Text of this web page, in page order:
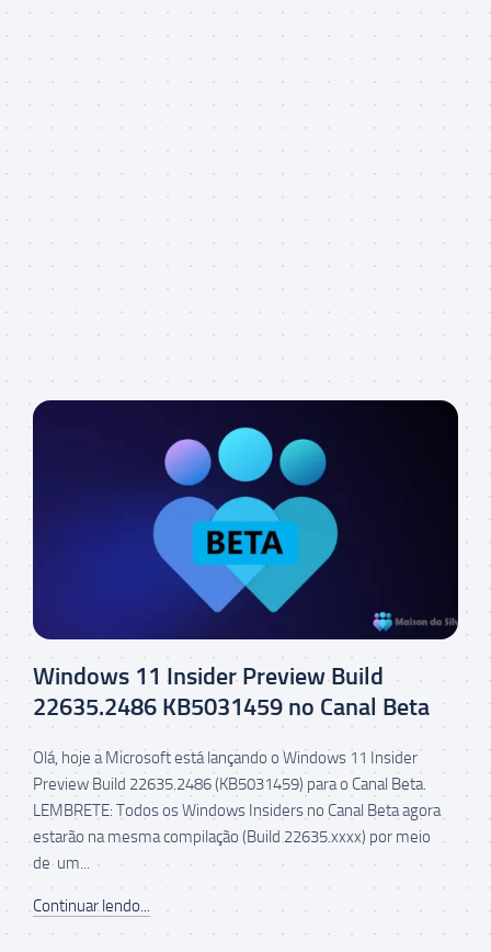
Windows 11 Insider Preview Build
22635.2486 KB5031459 no Canal Beta
Olá, hoje a Microsoft está lançando o Windows 11 Insider
Preview Build 22635.2486 (KB5031459) para o Canal Beta.
LEMBRETE: Todos os Windows Insiders no Canal Beta agora
estarão na mesma compilação (Build 22635.xxxx) por meio
de um...
Continuar lendo...